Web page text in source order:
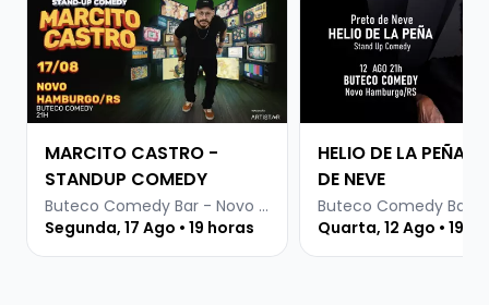
MARCITO CASTRO -
STANDUP COMEDY
Buteco Comedy Bar - Novo Hamburgo
Segunda, 17 Ago • 19 horas
HELIO DE LA PEÑA -
DE NEVE
Quarta, 12 Ago • 19